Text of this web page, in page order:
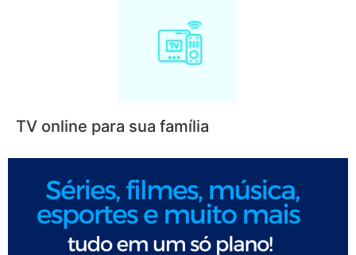
TV online para sua família